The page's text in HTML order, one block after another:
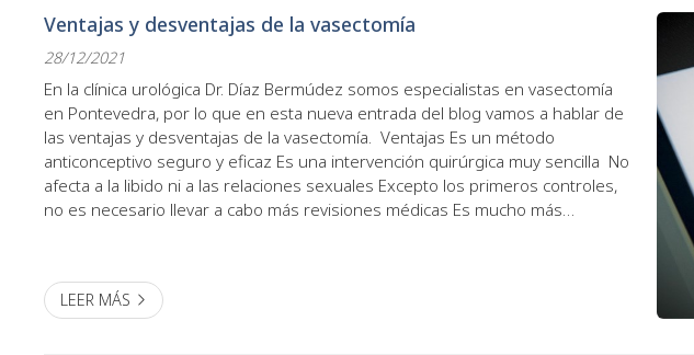
Ventajas y desventajas de la vasectomía
28/12/2021
En la clínica urológica Dr. Díaz Bermúdez somos especialistas en vasectomía
en Pontevedra, por lo que en esta nueva entrada del blog vamos a hablar de
las ventajas y desventajas de la vasectomía. Ventajas Es un método
anticonceptivo seguro y eficaz Es una intervención quirúrgica muy sencilla No
afecta a la libido ni a las relaciones sexuales Excepto los primeros controles,
no es necesario llevar a cabo más revisiones médicas Es mucho más
LEER MÁS